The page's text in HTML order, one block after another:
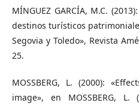
MÍNGUEZ GARCÍA, M.C.
destinos turísticos
Segovia y Toledo», Revista
25.
MOSSBERG, L. (2000):
image», en MOSSBERG,